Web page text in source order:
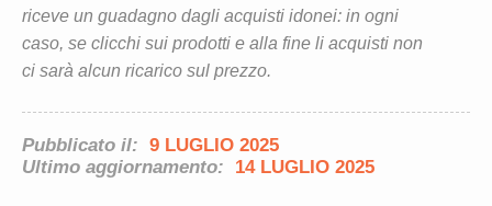
riceve un guadagno dagli acquisti idonei: in ogni
caso, se clicchi sui prodotti e alla fine li acquisti non
ci sarà alcun ricarico sul prezzo.
Pubblicato il: 9 LUGLIO 2025
Ultimo aggiornamento:
14 LUGLIO 2025